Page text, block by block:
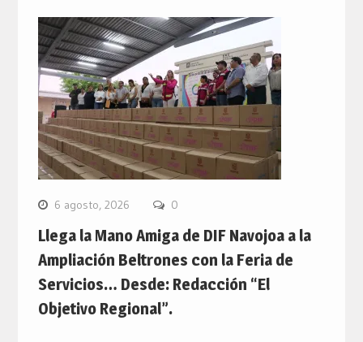
6 agosto, 2026 0
Llega la Mano Amiga de DIF Navojoa a la
Ampliación Beltrones con la Feria de
Servicios… Desde: Redacción “El
Objetivo Regional”.